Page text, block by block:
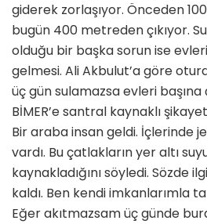
giderek zorlaşıyor. Önceden
bugün 400 metreden çıkıyor.
olduğu bir başka sorun ise
gelmesi. Ali Akbulut’a göre
üç gün sulamazsa evleri başına
BİMER’e santral kaynaklı
Bir araba insan geldi. İçlerinde
vardı. Bu çatlakların yer altı
kaynakladığını söyledi. Sözde
kaldı. Ben kendi imkanlarımla
Eğer akıtmazsam üç günde